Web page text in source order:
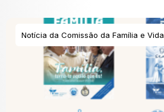
Notícia da Comissão da Família e Vida